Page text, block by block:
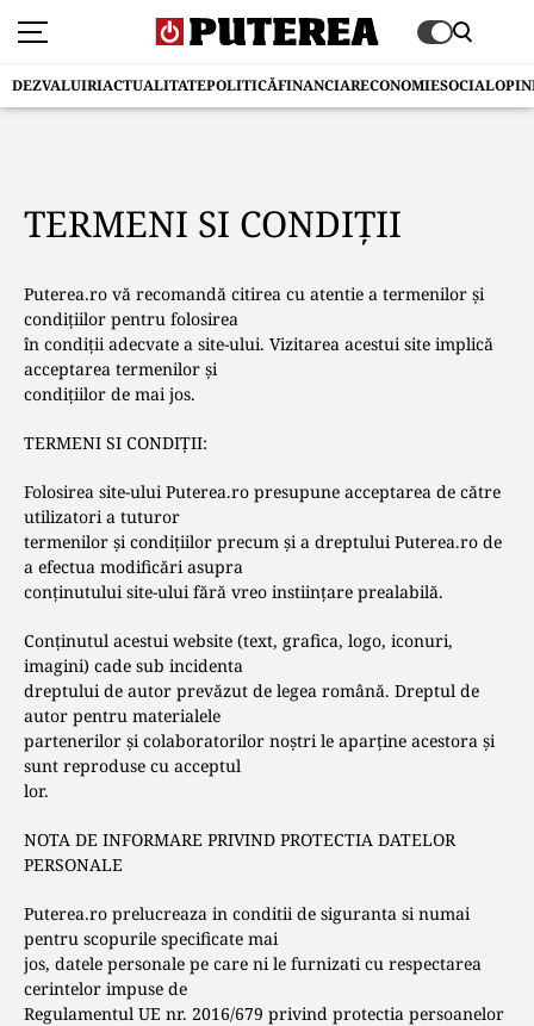
DEZVALUIRIACTUALITATEPOLITICĂFINANCIARECONOMIESOCIAL
TERMENI SI CONDIŢII
Puterea.ro vă recomandă citirea cu atentie a termenilor şi
condiţiilor pentru folosirea
în condiţii adecvate a site-ului. Vizitarea acestui site implică
acceptarea termenilor şi
condiţiilor de mai jos.
TERMENI SI CONDIŢII:
Folosirea site-ului Puterea.ro presupune acceptarea de către
utilizatori a tuturor
termenilor şi condiţiilor precum şi a dreptului Puterea.ro de
a efectua modificări asupra
conţinutului site-ului fără vreo instiinţare prealabilă.
Conţinutul acestui website (text, grafica, logo, iconuri,
imagini) cade sub incidenta
dreptului de autor prevăzut de legea română. Dreptul de
autor pentru materialele
partenerilor şi colaboratorilor noştri le aparţine acestora şi
sunt reproduse cu acceptul
lor.
NOTA DE INFORMARE PRIVIND PROTECTIA DATELOR
PERSONALE
Puterea.ro prelucreaza in conditii de siguranta si numai
pentru scopurile specificate mai
jos, datele personale pe care ni le furnizati cu respectarea
cerintelor impuse de
Regulamentul UE nr. 2016/679 privind protectia persoanelor